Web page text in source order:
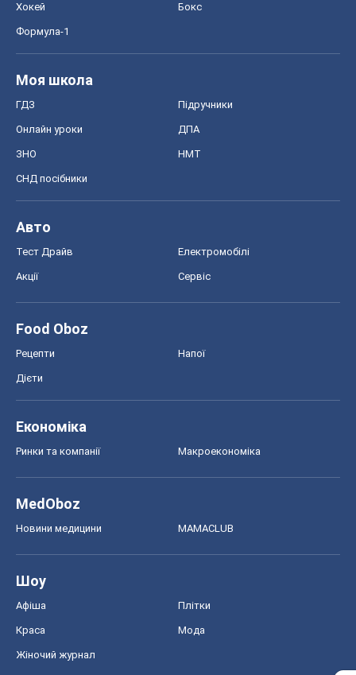
Хокей Бокс
Формула-1
Моя школа
ГДЗ Підручники
Онлайн уроки ДПА
ЗНО НМТ
СНД посібники
Авто
Тест Драйв Електромобілі
Акції Сервіс
Food Oboz
Рецепти Напої
Дієти
Економіка
Ринки та компанії Макроекономіка
MedOboz
Новини медицини MAMACLUB
Шоу
Афіша Плітки
Краса Мода
Жіночий журнал